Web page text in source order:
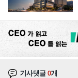
기사댓글0개